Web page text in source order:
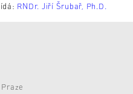
RNDr. Jiří Šrubař, Ph.D.